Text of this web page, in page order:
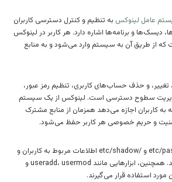
عامل لینوکس به تنظیم و کنترل دسترسی کاربران
دیسک‌ها و برنامه‌ها اشاره دارد. هر کاربر در لینوکس
از طریق آن به سیستم وارد می‌شود و به منابع
تغییر، و حذف حساب‌های کاربری، تنظیم رمز عبور،
سطوح دسترسی است. لینوکس از یک سیستم
به کاربران اجازه می‌دهد همزمان از منابع مشترک
امنیت و حریم خصوصی هر کاربر حفظ می‌شود.
فایل‌های مهمی مانند /etc/passwd و /etc/shadow اطلاعات مربوط به کاربران و
رمزهای عبور را ذخیره می‌کنند. همچنین، ابزارهایی مانند useradd، usermod و